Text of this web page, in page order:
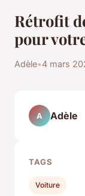
Rétrofit
pour
Adèle•4 mars
A Adèle
TAGS
Voiture